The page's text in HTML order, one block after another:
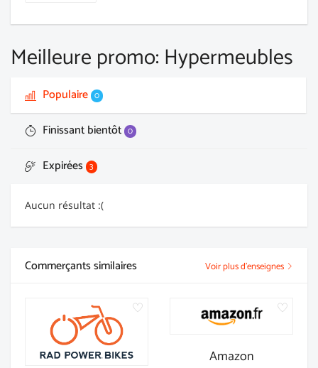
Meilleure promo: Hypermeubles
Populaire 0
Finissant bientôt 0
Expirées 3
Aucun résultat :(
Commerçants similaires Voir plus d'enseignes
Amazon